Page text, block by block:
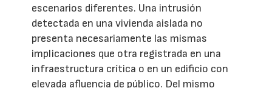
escenarios diferentes. Una intrusión
detectada en una vivienda aislada no
presenta necesariamente las mismas
implicaciones que otra registrada en una
infraestructura crítica o en un edificio con
elevada afluencia de público. Del mismo